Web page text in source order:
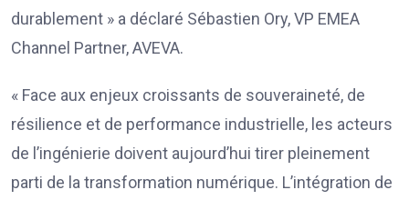
durablement » a déclaré Sébastien Ory, VP EMEA
Channel Partner, AVEVA.
« Face aux enjeux croissants de souveraineté, de
résilience et de performance industrielle, les acteurs
de l’ingénierie doivent aujourd’hui tirer pleinement
parti de la transformation numérique. L’intégration de